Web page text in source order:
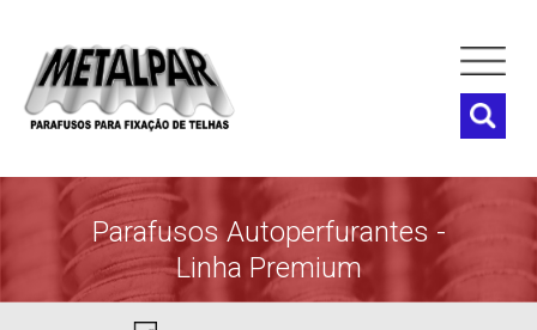
Parafusos Autoperfurantes -
Linha Premium